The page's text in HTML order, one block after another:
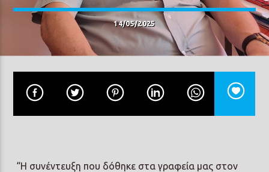
Prisma Radio 90,2
14/05/2025
“Η συνέντευξη που δόθηκε στα γραφεία μας στον